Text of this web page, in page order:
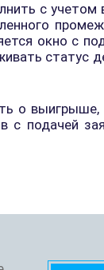
с учетом
окно с
статус
о
подачей